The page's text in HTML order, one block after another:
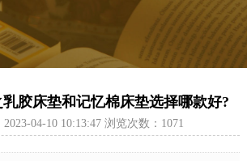
胶床垫和记忆棉床垫选择哪款好?
04-10 10:13:47 浏览次数：1071